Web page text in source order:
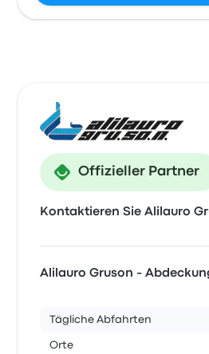
Offizieller Partner
Kontaktieren Sie Alilauro
Alilauro Gruson -
Tägliche Abfahrten
Orte